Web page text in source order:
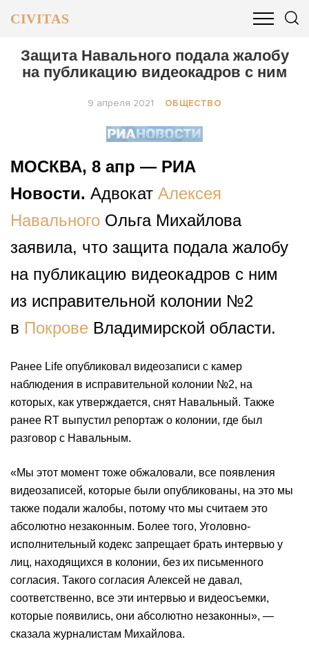
CIVITAS
ОБЩЕСТВО БИЗНЕС И ФИНАНСЫ
Защита Навального подала жалобу
на публикацию видеокадров с ним
9 апреля 2021 ОБЩЕСТВО
МОСКВА, 8 апр — РИА
Новости. Адвокат Алексея
Навального Ольга Михайлова
заявила, что защита подала жалобу
на публикацию видеокадров с ним
из исправительной колонии №2
в Покрове Владимирской области.
Ранее Life опубликовал видеозаписи с камер
наблюдения в исправительной колонии №2, на
которых, как утверждается, снят Навальный. Также
ранее RT выпустил репортаж о колонии, где был
разговор с Навальным.
«Мы этот момент тоже обжаловали, все появления
видеозаписей, которые были опубликованы, на это мы
также подали жалобы, потому что мы считаем это
абсолютно незаконным. Более того, Уголовно-
исполнительный кодекс запрещает брать интервью у
лиц, находящихся в колонии, без их письменного
согласия. Такого согласия Алексей не давал,
соответственно, все эти интервью и видеосъемки,
которые появились, они абсолютно незаконны», —
сказала журналистам Михайлова.